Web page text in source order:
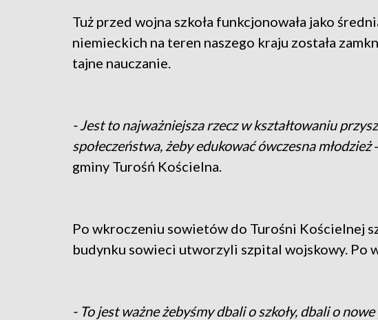
Tuż przed wojna szkoła funkcjonowała jako
niemieckich na teren naszego kraju została
tajne nauczanie.
- Jest to najważniejsza rzecz w kształtowaniu
społeczeństwa, żeby edukować ówczesna młodzież
gminy Turośń Kościelna.
Po wkroczeniu sowietów do Turośni Kościelnej
budynku sowieci utworzyli szpital wojskowy. Po
- To jest ważne żebyśmy dbali o szkoły, dbali o